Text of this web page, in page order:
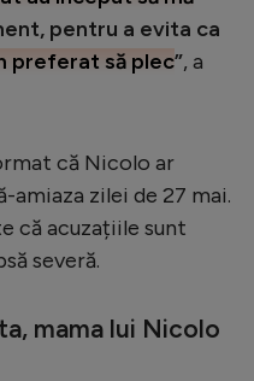
pentru a evita ca
preferat să plec”, a
că Nicolo ar
amiaza zilei de 27 mai.
că acuzațiile sunt
severă.
mama lui Nicolo